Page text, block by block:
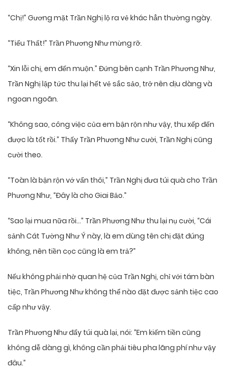
“Chị!” Gương mặt Trần Nghị lộ ra vẻ khác hẳn thường ngày.
“Tiểu Thất!” Trần Phương Như mừng rỡ.
“Xin lỗi chị, em đến muộn.” Đứng bên cạnh Trần Phương Như,
Trần Nghị lập tức thu lại hết vẻ sắc sảo, trở nên dịu dàng và
ngoan ngoãn.
“Không sao, công việc của em bận rộn như vậy, thu xếp đến
được là tốt rồi.” Thấy Trần Phương Như cười, Trần Nghị cũng
cười theo.
“Toàn là bận rộn vớ vẩn thôi,” Trần Nghị đưa túi quà cho Trần
Phương Như, “Đây là cho Giai Bảo.”
“Sao lại mua nữa rồi…” Trần Phương Như thu lại nụ cười, “Cái
sảnh Cát Tường Như Ý này, là em dùng tên chị đặt đúng
không, nên tiền cọc cũng là em trả?”
Nếu không phải nhờ quan hệ của Trần Nghị, chỉ với tám bàn
tiệc, Trần Phương Như không thể nào đặt được sảnh tiệc cao
cấp như vậy.
Trần Phương Như đẩy túi quà lại, nói: “Em kiếm tiền cũng
không dễ dàng gì, không cần phải tiêu pha lãng phí như vậy
đâu.”